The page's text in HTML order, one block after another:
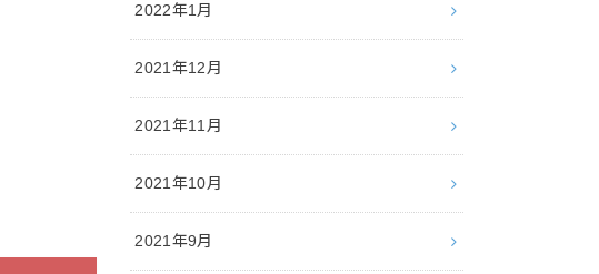
2022年1月
2021年12月
2021年11月
2021年10月
2021年9月